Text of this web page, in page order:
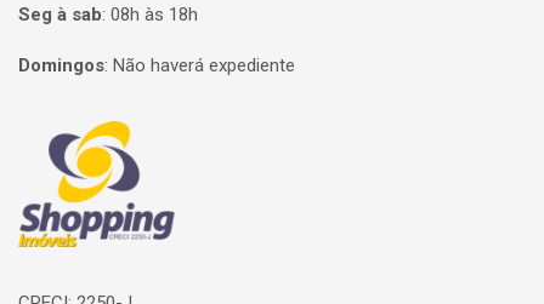
Seg à sab: 08h às 18h
Domingos: Não haverá expediente
Página inicial